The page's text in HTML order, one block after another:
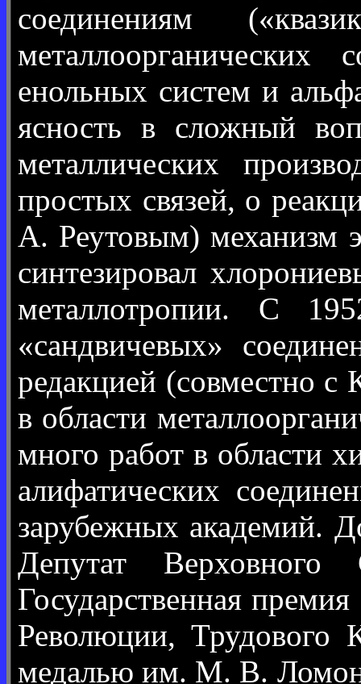
соединениям
металлоорганических
енольных систем и
ясность в сложный
металлических
простых связей, о
А. Реутовым) механизм
синтезировал
металлотропии. С
«сандвичевых»
редакцией (совместно
в области
много работ в области
алифатических
зарубежных академий.
Депутат
Государственная
Революции, Трудового
медалью им. М. В.